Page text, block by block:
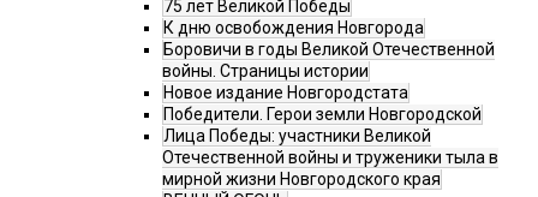
75 лет Великой Победы
К дню освобождения Новгорода
Боровичи в годы Великой Отечественной
войны. Страницы истории
Новое издание Новгородстата
Победители. Герои земли Новгородской
Лица Победы: участники Великой
Отечественной войны и труженики тыла в
мирной жизни Новгородского края